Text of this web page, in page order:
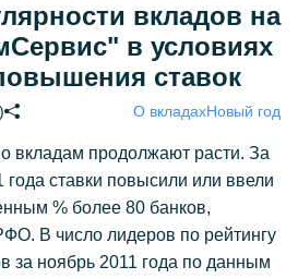
вкладов на
в условиях
ставок
О вкладахНовый год
вкладам продолжают расти. За
года ставки повысили или ввели
% более 80 банков,
В число лидеров по рейтингу
за ноябрь 2011 года по данным